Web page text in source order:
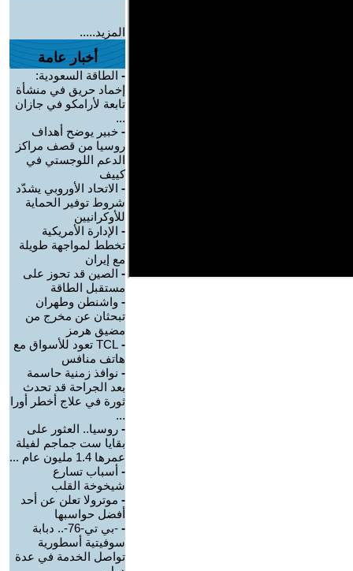
المزيد.....
أخبار عامة
- الطاقة السعودية:
إخماد حريق في منشأة
تابعة لأرامكو في جازان
...
- خبير يوضح أهداف
روسيا من قصف مراكز
الدعم اللوجستي في
كييف
- الاتحاد الأوروبي يشدّد
شروط توفير الحماية
للأوكرانيين
- الإدارة الأمريكية
تخطط لمواجهة طويلة
مع إيران
- الصين قد تحوز على
مستقبل الطاقة
- واشنطن وطهران
تبحثان عن مخرج من
مضيق هرمز
-
TCL تعود للأسواق مع
هاتف منافس
- نوافذ زمنية حاسمة
بعد الجراحة قد تحدث
ثورة في علاج أخطر أورا
...
- روسيا.. العثور على
بقايا ست جماجم لفيلة
عمرها 1.4 مليون عام ...
- أسباب تسارع
شيخوخة القلب
- موترولا تعلن عن أحد
أفضل حواسبها
-
-بي تي-76-.. دبابة
سوفيتية أسطورية
تواصل الخدمة في عدة